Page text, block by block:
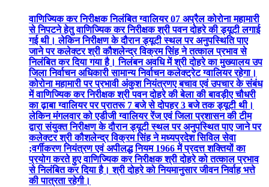
वाणिज्यिक कर निरीक्षक निलंबित ग्वालियर 07 अप्रैल कोरोना महामारी
से निपटने हेतु वाणिज्यिक कर निरीक्षक श्री पवन दोहरे की ड्यूटी लगाई
गई थी। लेकिन निरीक्षण के दौरान ड्यूटी स्थल पर अनुपस्थिति पाए
जाने पर कलेक्टर श्री कौशलेन्द्र विक्रम सिंह ने तत्काल प्रभाव से
निलंबित कर दिया गया है। निलंबन अवधि में श्री दोहरे का मुख्यालय उप
जिला निर्वाचन अधिकारी सामान्य निर्वाचन कलेक्ट्रेट ग्वालियर रहेगा।
कोरोना महामारी पर प्रभावी अंकुश नियंत्रणए बचाव एवं उपचार के संबंध
में वाणिज्यिक कर निरीक्षक श्री पवन दोहरे की बेला की बावड़ीए चौधरी
का ढ़ाबा ग्वालियर पर प्रातरू 7 बजे से दोपहर 3 बजे तक ड्यूटी थी।
लेकिन मंगलवार को एडीजी ग्वालियर रेंज एवं जिला प्रशासन की टीम
द्वारा संयुक्त निरीक्षण के दौरान ड्यूटी स्थल पर अनुपस्थित पाए जाने पर
कलेक्टर श्री कौशलेन्द्र विक्रम सिंह ने मध्यप्रदेश सिविल सेवा
;वर्गीकरण नियंत्रण एवं अपीलद्ध नियम 1966 में प्रदत्त शक्तियों का
प्रयोग करते हुए वाणिज्यिक कर निरीक्षक श्री दोहरे को तत्काल प्रभाव
से निलंबित कर दिया है। श्री दोहरे को नियमानुसार जीवन निर्वाह भत्ते
की पात्रता रहेगी।